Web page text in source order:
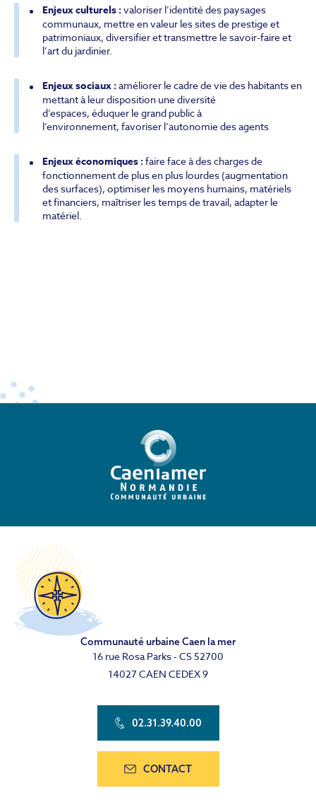
Enjeux culturels :valoriser l’identité des paysages
communaux, mettre en valeur les sites de prestige et
patrimoniaux, diversifier et transmettre le savoir-faire et
l’art du jardinier.
Enjeux sociaux :améliorer le cadre de vie des habitants en
mettant à leur disposition une diversité
d’espaces, éduquer le grand public à
l’environnement, favoriser l’autonomie des agents
Enjeux économiques :faire face à des charges de
fonctionnement de plus en plus lourdes (augmentation
des surfaces), optimiser les moyens humains, matériels
et financiers, maîtriser les temps de travail, adapter le
matériel.
Communauté urbaine Caen la mer
16 rue Rosa Parks - CS 52700
14027 CAEN CEDEX 9
02.31.39.40.00
CONTACT